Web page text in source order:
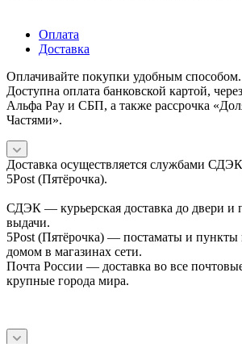
Оплата
Доставка
Оплачивайте покупки удобным способом.
Доступна оплата банковской картой,
Альфа Pay и СБП, а также рассрочка
Частями».
Доставка осуществляется службами
5Post (Пятёрочка).
СДЭК — курьерская доставка до двери и
выдачи.
5Post (Пятёрочка) — постаматы и пункты
домом в магазинах сети.
Почта России — доставка во все
крупные города мира.